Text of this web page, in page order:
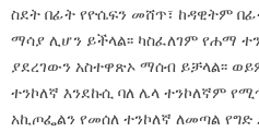
ስደት በፊት የዮሴፍን መሸጥ፣ ከዳዊትም
ማሳያ ሊሆን ይችላል፡፡ ካስፈለገም የሐማ
ያደረገውን አስተዋጽኦ ማሰብ ይቻላል፡፡
ተንኮለኛ እንደኩሲ ባለ ሌላ ተንኮለኛም
አኪጦፌልን የመሰለ ተንኮለኛ ለመጣል